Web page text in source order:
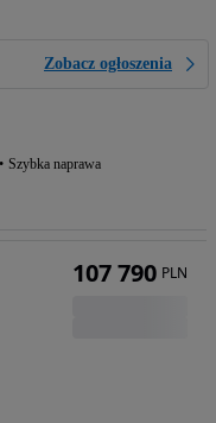
Zobacz ogłoszenia
Szybka naprawa
107 790 PLN